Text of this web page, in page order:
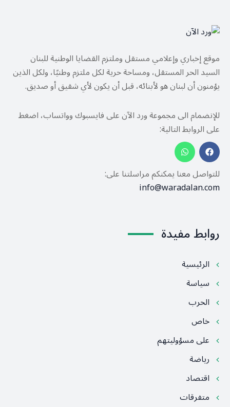
موقع إخباري وإعلامي مستقل وملتزم القضايا الوطنية للبنان
السيد الحر المستقل، ومساحة حرية لكل ملتزم وطنيًا، ولكل الذين
يؤمنون أن لبنان هو لأبنائه، قبل أن يكون لأي شقيق أو صديق.
للإنضمام الى مجموعة ورد الآن على فايسبوك وواتساب، اضغط
على الروابط التالية:
للتواصل معنا يمكنكم مراسلتنا على:
info@waradalan.com
روابط مفيدة
الرئيسية
سياسة
الحرب
خاص
على مسؤوليتهم
رياضة
اقتصاد
متفرقات